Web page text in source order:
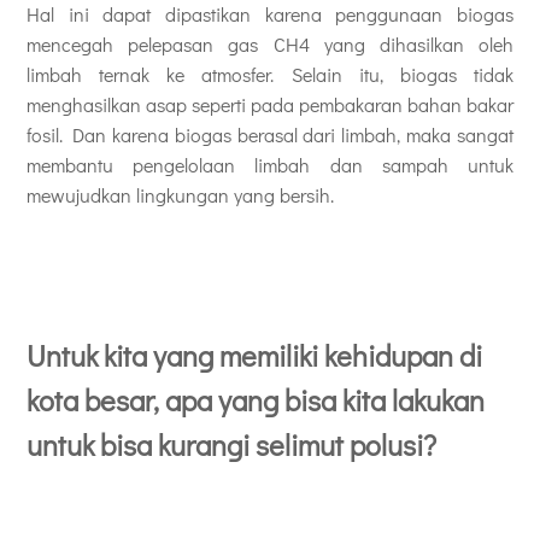
Hal ini dapat dipastikan karena penggunaan biogas
mencegah pelepasan gas CH4 yang dihasilkan oleh
limbah ternak ke atmosfer. Selain itu, biogas tidak
menghasilkan asap seperti pada pembakaran bahan bakar
fosil. Dan karena biogas berasal dari limbah, maka sangat
membantu pengelolaan limbah dan sampah untuk
mewujudkan lingkungan yang bersih.
Untuk kita yang memiliki kehidupan di
kota besar, apa yang bisa kita lakukan
untuk bisa kurangi selimut polusi?